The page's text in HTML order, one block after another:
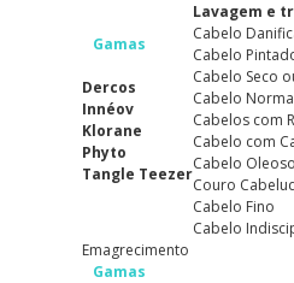
Gamas
Dercos
Innéov
Klorane
Phyto
Tangle Teezer
Lavagem e
Cabelo
Cabelo
Cabelo Seco
Cabelo
Cabelos com
Cabelo com
Cabelo Oleoso
Couro
Cabelo Fino
Cabelo
Emagrecimento
Gamas